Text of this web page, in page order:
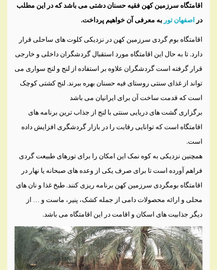
اقامتگاه سرزمین کهن فقیه حسنان دشتی می باشد که در این مطلب
در اصفهان تور به معرفی آن خواهیم پرداخت.
اقامتگاه بوم گردی سرزمین کهن در نزدیکی کلوت های ساحلی قرار
دارد. تا به حال این اقامتگاه مورد استقبال گردشگران داخلی و خارجی
قرار گرفته است گردشگران علاوه بر استفاده از لنج و لنج سواری می
تواند از غذای سنتی روستای فیه حسنان بهره ببرند. لنج کشتی کوچک
است که قدمت ساخت آن برای ایرانیان می باشد
برگزاری گشت های دریایی سنتی با لنج از جذاب ترین برنامه های
اقامتگاه است که توانایی رقابت را در بازار گردشگری افزایش داده
است.
همچنین نزدیکی به کوه نمک این امکان را برای تورهای طبیعت گردی
فراهم آورده است تا برای صرف یکی از وعده های صبحانه یا نهار در
اقامتگاه بومگردی سرزمین کهن برنامه ریزی کنند. طبخ غذا و نان های
محلی و ارائه محصولات دامی از جمله کشک، پنیر، ماست و … از
دیگر جذابیت های اسکان و اقامت در این اقامتگاه می باشد.